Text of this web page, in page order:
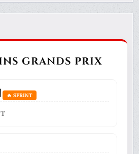
GRANDS PRIX
🔥 SPRINT